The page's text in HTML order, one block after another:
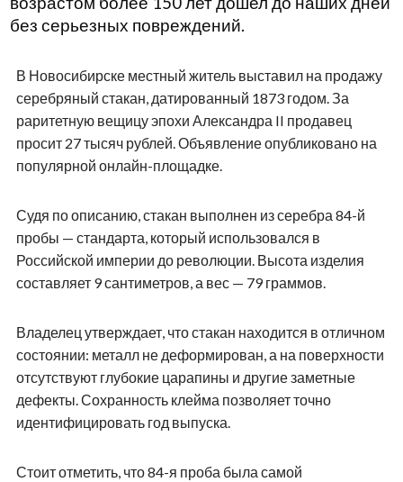
без серьезных повреждений.
В Новосибирске местный житель выставил на продажу
серебряный стакан, датированный 1873 годом. За
раритетную вещицу эпохи Александра II продавец
просит 27 тысяч рублей. Объявление опубликовано на
популярной онлайн-площадке.
Судя по описанию, стакан выполнен из серебра 84-й
пробы — стандарта, который использовался в
Российской империи до революции. Высота изделия
составляет 9 сантиметров, а вес — 79 граммов.
Владелец утверждает, что стакан находится в отличном
состоянии: металл не деформирован, а на поверхности
отсутствуют глубокие царапины и другие заметные
дефекты. Сохранность клейма позволяет точно
идентифицировать год выпуска.
Стоит отметить, что 84-я проба была самой